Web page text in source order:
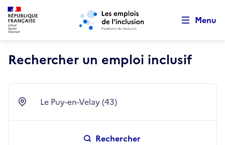
Aller au menu principal Aller au contenu principal
Menu
Rechercher un emploi inclusif
Ville Le Puy-en-Velay (43)
Rechercher
Retour au début de la page
Panneau de gestion des cookies